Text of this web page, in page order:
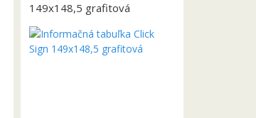
149x148,5 grafitová